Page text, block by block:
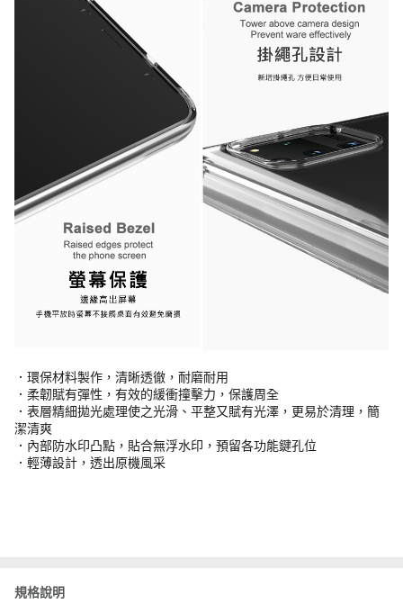
．環保材料製作，清晰透徹，耐磨耐用
．柔韌賦有彈性，有效的緩衝撞擊力，保護周全
．表層精細拋光處理使之光滑、平整又賦有光澤，更易於清理，簡
潔清爽
．內部防水印凸點，貼合無浮水印，預留各功能鍵孔位
．輕薄設計，透出原機風采
規格說明